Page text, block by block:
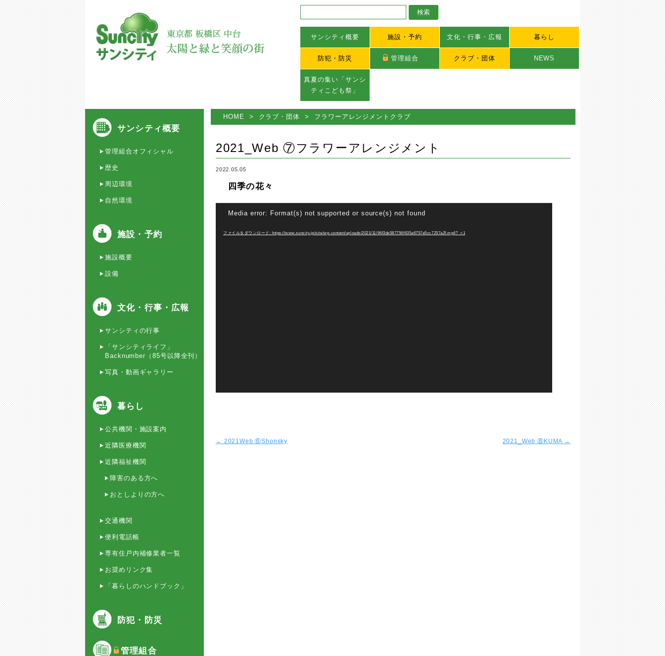
サンシティ概要 施設・予約 文化・行事・広報 暮らし
防犯・防災 管理組合 クラブ・団体 NEWS
真夏の集い「サンシ
ティこども祭」
HOME > クラブ・団体 > フラワーアレンジメントクラブ
2021_Web ⑦フラワーアレンジメント
2022.05.05
四季の花々
Media error: Format(s) not supported or source(s) not found
ファイルをダウンロード: https://www.suncity.jp/site/wp-content/uploads/2021/11/94f3de587756f635a6757e5cc7257a2f.mp4?_=1
← 2021Web ⑥Shonsky 2021_Web ⑧KUMA →
サンシティ概要
管理組合オフィシャル
歴史
周辺環境
自然環境
施設・予約
施設概要
設備
文化・行事・広報
サンシティの行事
「サンシティライフ」
Backnumber（85号以降全刊）
写真・動画ギャラリー
暮らし
公共機関・施設案内
近隣医療機関
近隣福祉機関
障害のある方へ
おとしよりの方へ
交通機関
便利電話帳
専有住戸内補修業者一覧
お奨めリンク集
「暮らしのハンドブック」
防犯・防災
管理組合